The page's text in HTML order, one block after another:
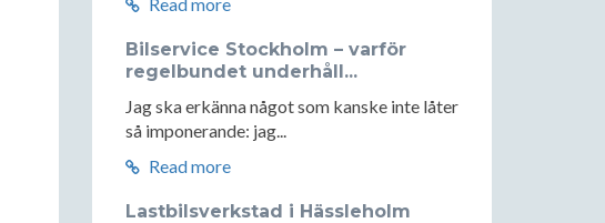
Bilservice Stockholm – varför
regelbundet underhåll...
Jag ska erkänna något som kanske inte låter
så imponerande: jag...
Read more
Lastbilsverkstad i Hässleholm